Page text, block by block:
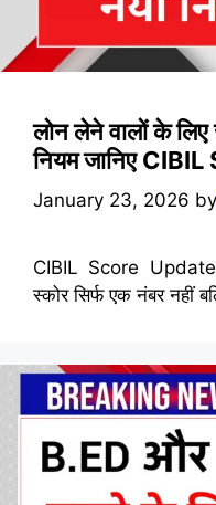
लोन लेने वालों के
नियम जानिए
January 23, 2026 by
CIBIL Score
स्कोर सिर्फ एक नंबर नहीं